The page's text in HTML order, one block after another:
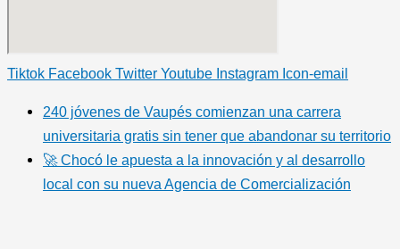
Tiktok Facebook Twitter Youtube Instagram Icon-email
240 jóvenes de Vaupés comienzan una carrera
universitaria gratis sin tener que abandonar su territorio
🚀 Chocó le apuesta a la innovación y al desarrollo
local con su nueva Agencia de Comercialización